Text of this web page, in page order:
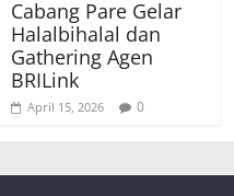
Cabang Pare Gelar
Halalbihalal dan
Gathering Agen
BRILink
April 15, 2026 0